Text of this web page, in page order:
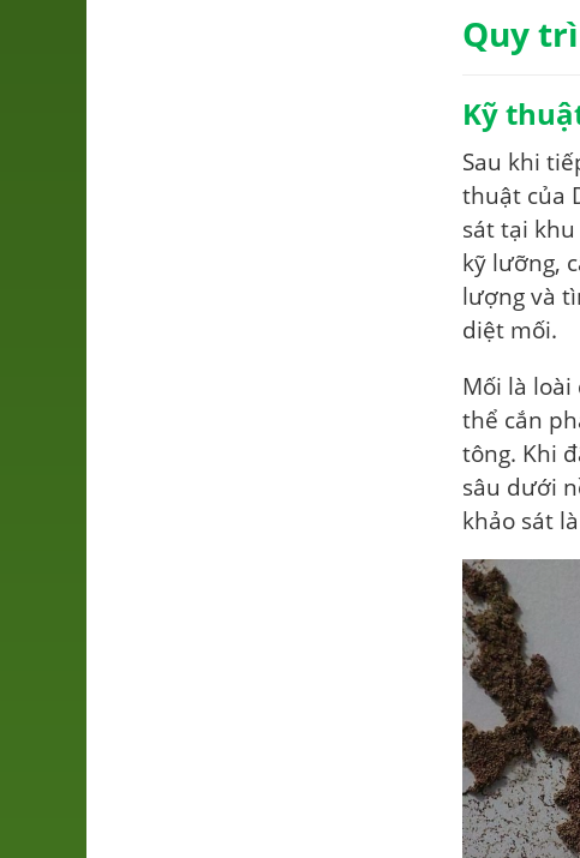
Quy
Kỹ
Sau khi
thuật của
sát tại
kỹ lưỡng,
lượng và
diệt mối.
Mối là loài
thể cắn
tông. Khi
sâu dưới
khảo sát